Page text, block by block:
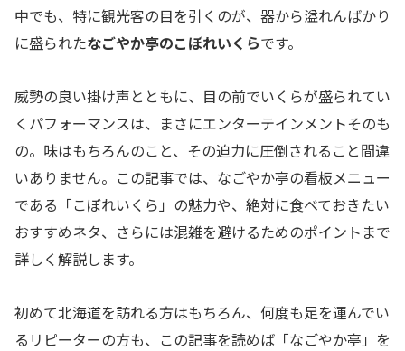
中でも、特に観光客の目を引くのが、器から溢れんばかり
に盛られたなごやか亭のこぼれいくらです。
威勢の良い掛け声とともに、目の前でいくらが盛られてい
くパフォーマンスは、まさにエンターテインメントそのも
の。味はもちろんのこと、その迫力に圧倒されること間違
いありません。この記事では、なごやか亭の看板メニュー
である「こぼれいくら」の魅力や、絶対に食べておきたい
おすすめネタ、さらには混雑を避けるためのポイントまで
詳しく解説します。
初めて北海道を訪れる方はもちろん、何度も足を運んでい
るリピーターの方も、この記事を読めば「なごやか亭」を